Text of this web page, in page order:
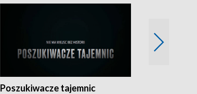
Poszukiwacze tajemnic